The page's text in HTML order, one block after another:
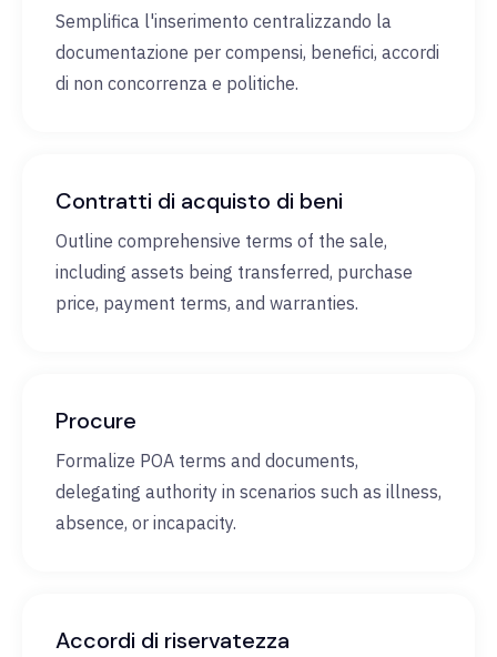
Semplifica l'inserimento centralizzando la
documentazione per compensi, benefici, accordi
di non concorrenza e politiche.
Contratti di acquisto di beni
Outline comprehensive terms of the sale,
including assets being transferred, purchase
price, payment terms, and warranties.
Procure
Formalize POA terms and documents,
delegating authority in scenarios such as illness,
absence, or incapacity.
Accordi di riservatezza